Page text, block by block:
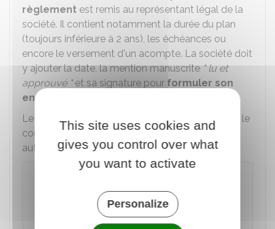
règlement est remis au représentant légal de la
société. Il contient notamment la durée du plan
(toujours inférieure à 2 ans), les échéances ou
encore le versement d'un acompte. La société doit
y ajouter la date, la mention manuscrite" lu et
approuvé "et sa signature pour formuler son
engagement
Le formulaire doit ensuite être
contresigné
par le
comptable public ou un agent placé sous son
autorité.
Le plan de règlement peut prévoir la
possibilité d'êtrerenégocié.
This site uses cookies and
gives you control over what
you want to activate
Personalize